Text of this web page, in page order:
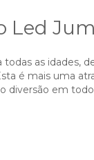
Led
as idades,
é mais uma
diversão em todo